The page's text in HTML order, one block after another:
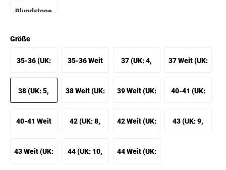
Größe
35-36 (UK:
3, EU: 35-
36)
35-36 Weit 37 (UK: 4, 37 Weit (UK:
38 (UK: 5, 38 Weit (UK: 39 Weit (UK: 40-41 (UK:
40-41 Weit 42 (UK: 8, 42 Weit (UK: 43 (UK: 9,
43 Weit (UK:
44 (UK: 10, 44 Weit (UK: